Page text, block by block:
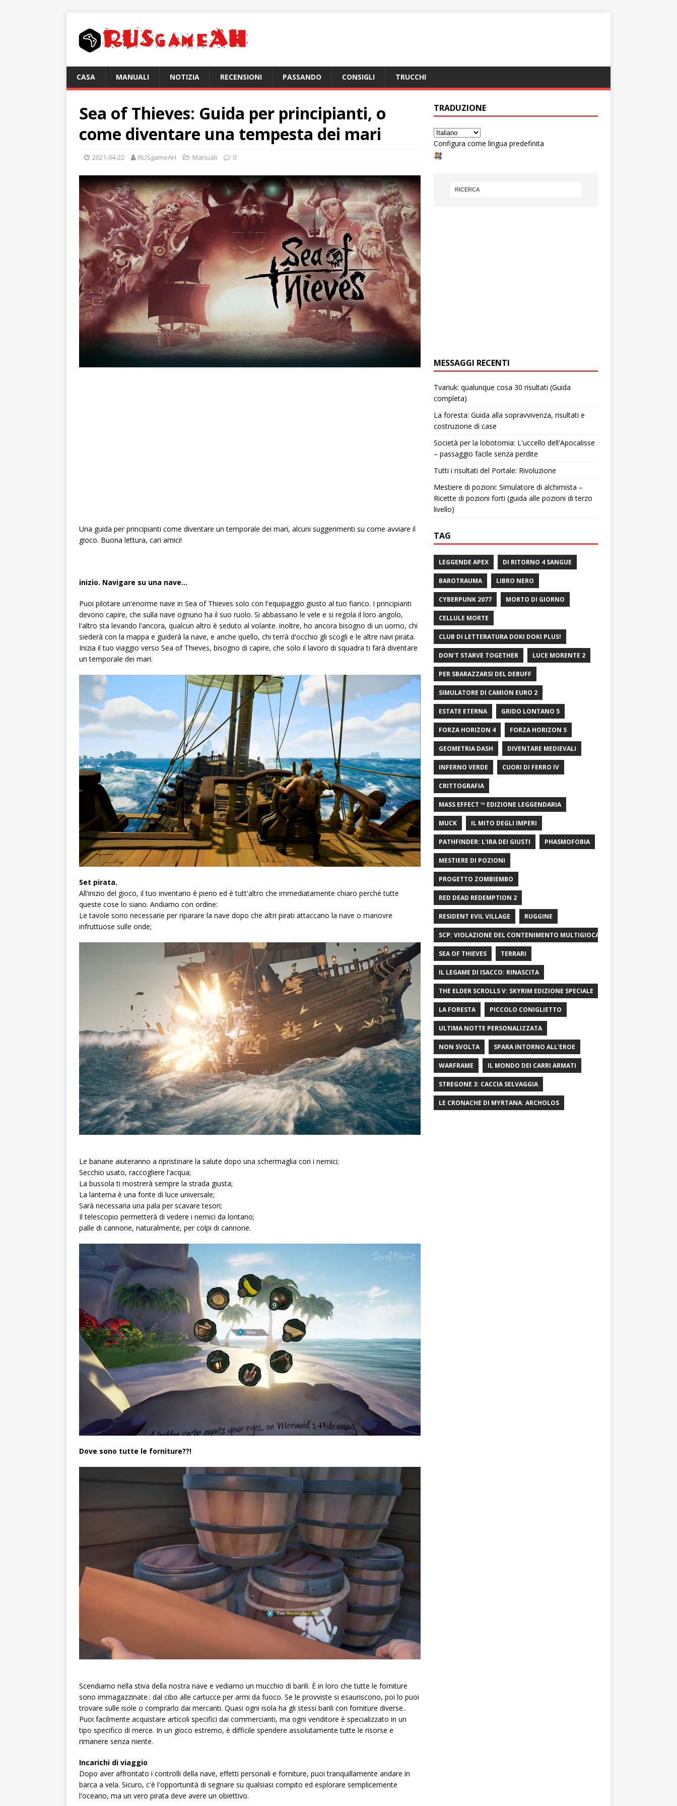
CASA MANUALI NOTIZIA RECENSIONI PASSANDO CONSIGLI TRUCCHI
Sea of ​​Thieves: Guida per principianti, o
come diventare una tempesta dei mari
2021-04-22 RUSgameAH Manuali 0
Una guida per principianti come diventare un temporale dei mari, alcuni suggerimenti su come avviare il
gioco. Buona lettura, cari amici!
inizio. Navigare su una nave…
Puoi pilotare un'enorme nave in Sea of ​​Thieves solo con l'equipaggio giusto al tuo fianco. I principianti
devono capire, che sulla nave ognuno ha il suo ruolo. Si abbassano le vele e si regola il loro angolo,
l'altro sta levando l'ancora, qualcun altro è seduto al volante. inoltre, ho ancora bisogno di un uomo, chi
siederà con la mappa e guiderà la nave, e anche quello, chi terrà d'occhio gli scogli e le altre navi pirata.
Inizia il tuo viaggio verso Sea of ​​Thieves, bisogno di capire, che solo il lavoro di squadra ti farà diventare
un temporale dei mari.
Set pirata.
All'inizio del gioco, il tuo inventario è pieno ed è tutt'altro che immediatamente chiaro perché tutte
queste cose lo siano. Andiamo con ordine:
Le tavole sono necessarie per riparare la nave dopo che altri pirati attaccano la nave o manovre
infruttuose sulle onde;
Le banane aiuteranno a ripristinare la salute dopo una schermaglia con i nemici;
Secchio usato, raccogliere l'acqua;
La bussola ti mostrerà sempre la strada giusta;
La lanterna è una fonte di luce universale;
Sarà necessaria una pala per scavare tesori;
Il telescopio permetterà di vedere i nemici da lontano;
palle di cannone, naturalmente, per colpi di cannone.
Dove sono tutte le forniture??!
Scendiamo nella stiva della nostra nave e vediamo un mucchio di barili. È in loro che tutte le forniture
sono immagazzinate.: dal cibo alle cartucce per armi da fuoco. Se le provviste si esauriscono, poi lo puoi
trovare sulle isole o comprarlo dai mercanti. Quasi ogni isola ha gli stessi barili con forniture diverse..
Puoi facilmente acquistare articoli specifici dai commercianti, ma ogni venditore è specializzato in un
tipo specifico di merce. In un gioco estremo, è difficile spendere assolutamente tutte le risorse e
rimanere senza niente.
Incarichi di viaggio
Dopo aver affrontato i controlli della nave, effetti personali e forniture, puoi tranquillamente andare in
barca a vela. Sicuro, c'è l'opportunità di segnare su qualsiasi compito ed esplorare semplicemente
l'oceano, ma un vero pirata deve avere un obiettivo.
TRADUZIONE
Configura come lingua predefinita
MESSAGGI RECENTI
Tvariuk: qualunque cosa 30 risultati (Guida
completa)
La foresta: Guida alla sopravvivenza, risultati e
costruzione di case
Società per la lobotomia: L'uccello dell'Apocalisse
– passaggio facile senza perdite
Tutti i risultati del Portale: Rivoluzione
Mestiere di pozioni: Simulatore di alchimista –
Ricette di pozioni forti (guida alle pozioni di terzo
livello)
TAG
LEGGENDE APEX DI RITORNO 4 SANGUE
BAROTRAUMA LIBRO NERO
CYBERPUNK 2077 MORTO DI GIORNO
CELLULE MORTE
CLUB DI LETTERATURA DOKI DOKI PLUS!
DON'T STARVE TOGETHER LUCE MORENTE 2
PER SBARAZZARSI DEL DEBUFF
SIMULATORE DI CAMION EURO 2
ESTATE ETERNA GRIDO LONTANO 5
FORZA HORIZON 4 FORZA HORIZON 5
GEOMETRIA DASH DIVENTARE MEDIEVALI
INFERNO VERDE CUORI DI FERRO IV
CRITTOGRAFIA
MASS EFFECT ™ EDIZIONE LEGGENDARIA
MUCK IL MITO DEGLI IMPERI
PATHFINDER: L'IRA DEI GIUSTI PHASMOFOBIA
MESTIERE DI POZIONI
PROGETTO ZOMBIEMBO
RED DEAD REDEMPTION 2
RESIDENT EVIL VILLAGE RUGGINE
SCP: VIOLAZIONE DEL CONTENIMENTO MULTIGIOCATORE
SEA OF ​​THIEVES TERRARI
IL LEGAME DI ISACCO: RINASCITA
THE ELDER SCROLLS V: SKYRIM EDIZIONE SPECIALE
LA FORESTA PICCOLO CONIGLIETTO
ULTIMA NOTTE PERSONALIZZATA
NON SVOLTA SPARA INTORNO ALL'EROE
WARFRAME IL MONDO DEI CARRI ARMATI
STREGONE 3: CACCIA SELVAGGIA
LE CRONACHE DI MYRTANA: ARCHOLOS